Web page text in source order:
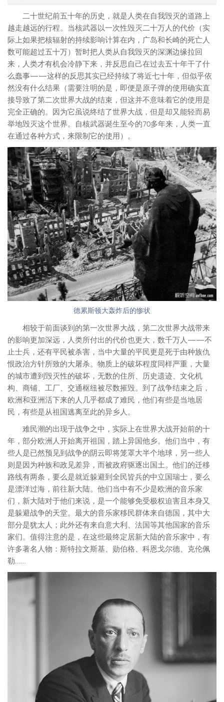
二十世纪前五十年的历史，就是人类在自我毁灭的道路上
越走越远的行程。当核武器以一次性毁灭二十万人的代价（实
际上如果把核辐射的持续影响计算在内，广岛和长崎的死亡人
数可能超过五十万）暂时把人类从自我毁灭的深渊边缘拉回
来，人类才有机会冷静下来，并反思自己在过去五十年干了什
么蠢事——这样的反思其实已经持续了将近七十年，但似乎依
然没有什么结果（需要注明的是，即便是原子弹的使用确实直
接导致了第二次世界大战的结束，但这并不意味着它的使用是
完全正确的。因为它虽说终结了世界大战，但是却又能轻而易
举地毁灭这个世界。自核武器诞生至今的70多年来，人类一直
在通过各种方式，来限制它的使用）。
德累斯顿大轰炸后的惨状
相较于前面谈到的第一次世界大战，第二次世界大战带来
的影响更加深远，人类所付出的代价也更大，数千万人——不
止士兵，还有平民被杀害，当中大量的平民更是死于由种族仇
恨政治方针所致的大屠杀。物质上的破坏程度同样严重，大量
的城市遭到毁灭性的破坏，无数的住所、历史遗迹、文化机
构、商铺、工厂、交通枢纽被尽数摧毁。到了战争结束之后，
欧洲和亚洲活下来的人几乎都成了难民，他们有些是当地居
民，有些是从祖国逃离至此的异乡人。
难民潮的出现于战争之中，实际上在世界大战开始前的十
年，部分欧洲人开始离开祖国，踏上异国他乡。他们当中，有
些人是已然预见到战争的阴云即将笼罩大半个地球，另一些人
则是因为种族和政见差异，而被政府驱逐出国土。他们的迁移
路线有两条，要么是就近躲避到全民皆兵的中立国瑞士，要么
是漂洋过海，前往新大陆。他们当中有不少是欧洲的音乐家
们，新大陆对于他们来说，是一个能够免受极权迫害且本身又
是躲避战争的天堂。最大的音乐家移民群体来自德国，其中大
部分是犹太人；此外还有来自意大利、法国等其他国家的音乐
家们。值得注意的是，在这些最终定居新大陆的音乐家中，有
许多著名人物：斯特拉文斯基、勋伯格、科恩戈尔德、克伦佩
勒……